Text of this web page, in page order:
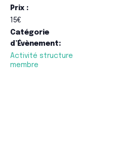
Prix :
15€
Catégorie
d’Évènement:
Activité structure
membre